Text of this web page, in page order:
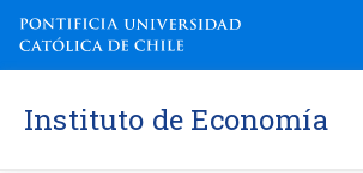
Instituto de Economía